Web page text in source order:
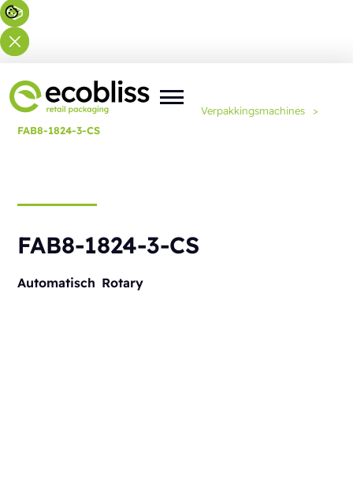
U bent hier: Home Verpakkingsmachines
>
FAB8-1824-3-CS
FAB8-1824-3-CS
Automatisch Rotary